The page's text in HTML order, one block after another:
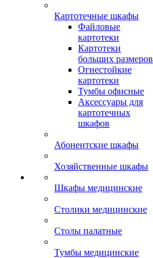
Картотечные шкафы
Файловые
картотеки
Картотеки
больших размеров
Огнестойкие
картотеки
Тумбы офисные
Аксессуары для
картотечных
шкафов
Абонентские шкафы
Хозяйственные шкафы
Шкафы медицинские
Столики медицинские
Столы палатные
Тумбы медицинские